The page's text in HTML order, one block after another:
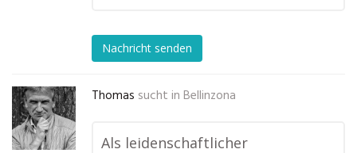
Nachricht senden
Thomas sucht in Bellinzona
Als leidenschaftlicher